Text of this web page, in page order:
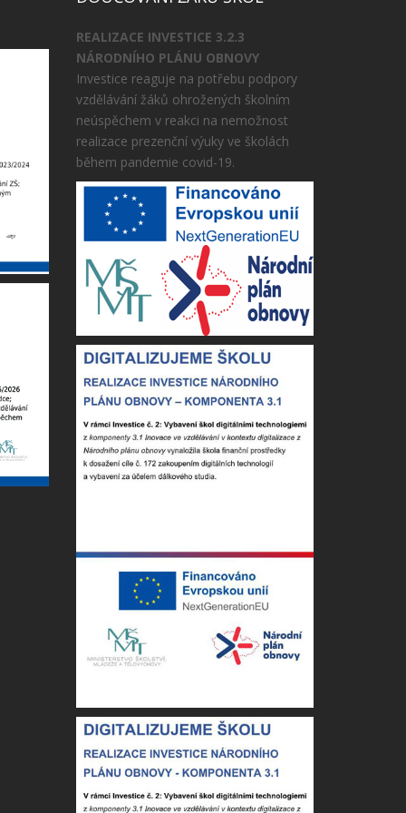
REALIZACE INVESTICE 3.2.3
NÁRODNÍHO PLÁNU OBNOVY
Investice reaguje na potřebu podpory
vzdělávání žáků ohrožených školním
neúspěchem v reakci na nemožnost
realizace prezenční výuky ve školách
během pandemie covid-19.